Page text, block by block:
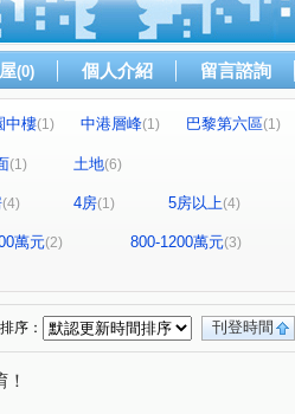
(0) 個人介紹 留言諮詢
中樓(1) 中港層峰(1) 巴黎第六區(1)
圓環東路312巷31號
立德街 上安路 文心路四段
福聯街 圓環東路(1) 文昌一街
(1) 土地(6)
(4) 4房(1) 5房以上(4)
萬元(2) 800-1200萬元(3)
刊登時間
排序：